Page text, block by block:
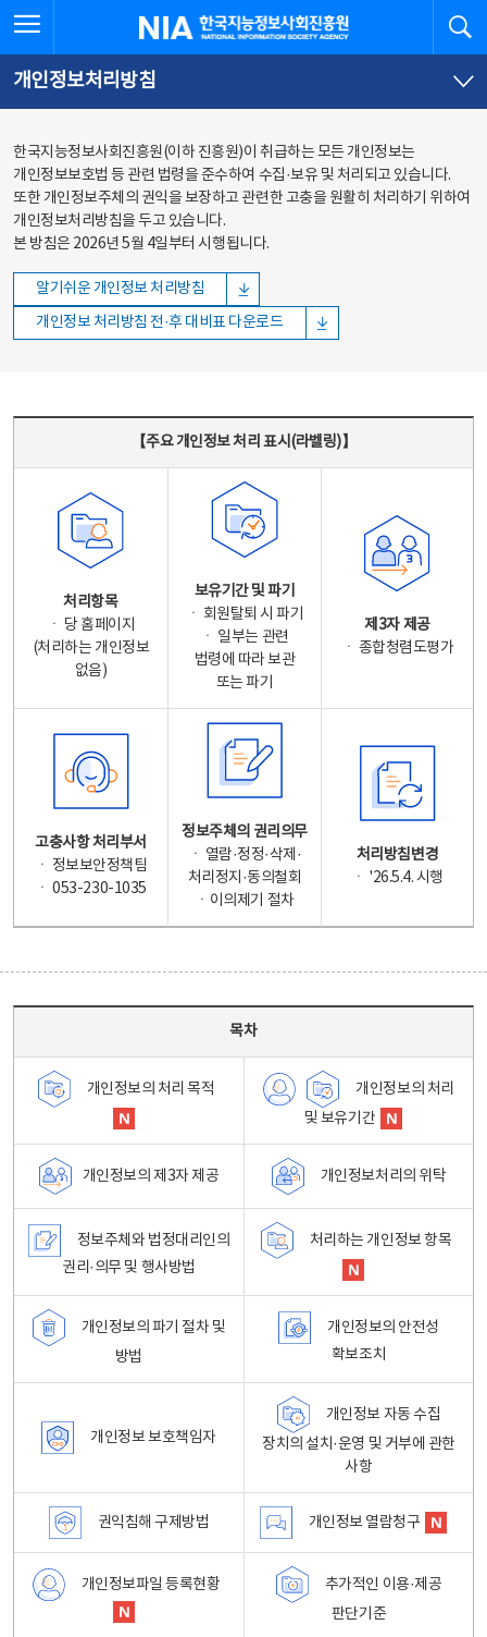
바로가기
바로가기
한국지능정보사회진흥원
개인정보처리방침
한국지능정보사회진흥원(이하 진흥원)이 취급하는 모든 개인정보는
개인정보보호법 등 관련 법령을 준수하여 수집·보유 및 처리되고 있습니다.
또한 개인정보주체의 권익을 보장하고 관련한 고충을 원활히 처리하기 위하여
개인정보처리방침을 두고 있습니다.
본 방침은 2026년 5월 4일부터 시행됩니다.
알기쉬운 개인정보 처리방침
개인정보 처리방침 전·후 대비표 다운로드
【주요 개인정보 처리 표시(라벨링)】
처리항목
ㆍ 당 홈페이지
(처리하는 개인정보
없음)
보유기간 및 파기
ㆍ 회원탈퇴 시 파기
ㆍ 일부는 관련
법령에 따라 보관
또는 파기
제3자 제공
ㆍ 종합청렴도평가
고충사항 처리부서
ㆍ 정보보안정책팀
ㆍ 053-230-1035
정보주체의 권리의무
ㆍ 열람·정정·삭제·
처리정지·동의철회
ㆍ이의제기 절차
처리방침변경
ㆍ '26.5.4. 시행
목차
개인정보의 처리 목적
개인정보의 처리
및 보유기간
개인정보의 제3자 제공 개인정보처리의 위탁
정보주체와 법정대리인의
권리·의무 및 행사방법
처리하는 개인정보 항목
개인정보의 파기 절차 및
방법
개인정보의 안전성
확보조치
개인정보 보호책임자
개인정보 자동 수집
장치의 설치·운영 및 거부에 관한
사항
권익침해 구제방법 개인정보 열람청구
개인정보파일 등록현황
추가적인 이용·제공
판단기준